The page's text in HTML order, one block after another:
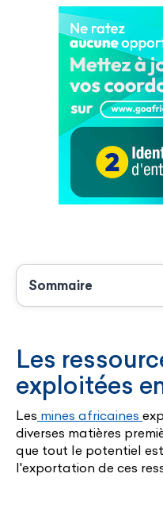
Sommaire
Les
exploitées
Les mines africaines
diverses matières
que tout le potentiel
l'exportation de ces